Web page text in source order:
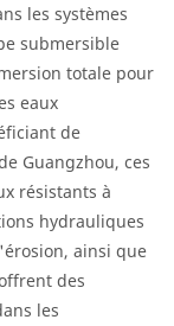
les systèmes
submersible
totale pour
eaux
de
Guangzhou, ces
résistants à
hydrauliques
ainsi que
des
les